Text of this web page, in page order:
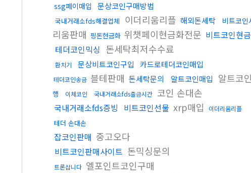
ssg페이매입 문상코인구매방법
국내거래소fds해결업체 이더리움리플 해외돈세탁 비트코인
리움판매 핑돈현금화 위챗페이현금화전문 비트코인현
테더코인믹싱 돈세탁최저수수료
환치기 문상비트코인구입 카드로테더코인매입
테더코인송금 블테판매 돈세탁문의 알트코인매입 알트코
행
이체코인 국내거래소fds출금시간 코인 손대손
국내거래소fds증빙 비트코인선물 xrp매입 이더리움리플
테더 손대손
잡코인판매 중고오다
비트코인판매사이트 돈믹싱문의
트론삽니다 엘포인트코인구매